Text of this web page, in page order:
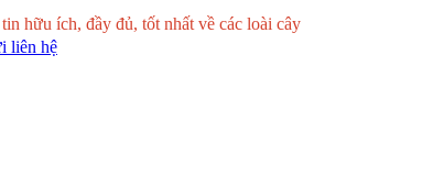
hữu ích, đầy đủ, tốt nhất về các loài cây
liên hệ